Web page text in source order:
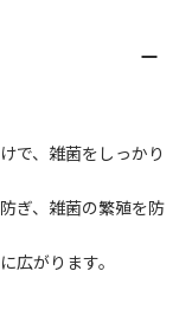
で、雑菌をしっかり
ぎ、雑菌の繁殖を防
広がります。